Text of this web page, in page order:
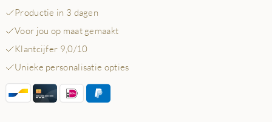
Productie in 3 dagen
Voor jou op maat gemaakt
Klantcijfer 9,0/10
Unieke personalisatie opties